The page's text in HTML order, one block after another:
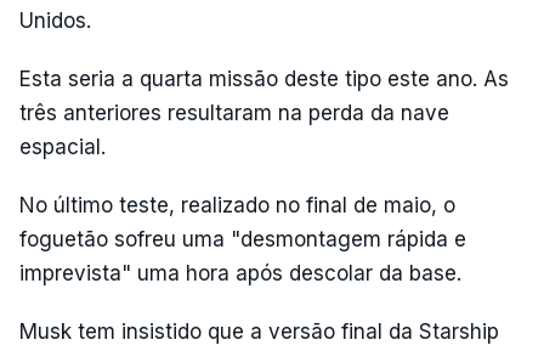
Unidos.
Esta seria a quarta missão deste tipo este ano. As
três anteriores resultaram na perda da nave
espacial.
No último teste, realizado no final de maio, o
foguetão sofreu uma "desmontagem rápida e
imprevista" uma hora após descolar da base.
Musk tem insistido que a versão final da Starship